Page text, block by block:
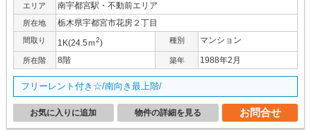
エリア 南宇都宮駅・不動前エリア
所在地 栃木県宇都宮市花房２丁目
間取り 1K(24.5ｍ2) 種別 マンション
所在階 8階 築年 1988年2月
フリーレント付き☆/南向き最上階/
お問合せ
物件の詳細を見る
お気に入りに追加